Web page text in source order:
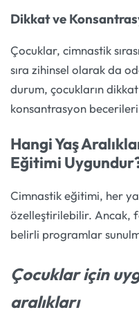
Dikkat ve
Çocuklar, cimnastik
sıra zihinsel olarak da
durum, çocukların
konsantrasyon
Hangi Yaş
Eğitimi
Cimnastik eğitimi, her
özelleştirilebilir. Ancak,
belirli programlar
Çocuklar için
aralıkları